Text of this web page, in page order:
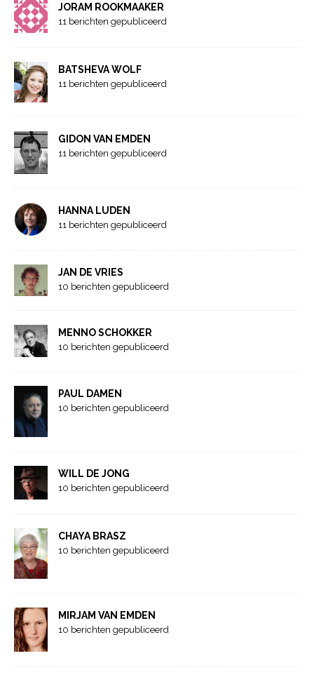
JORAM ROOKMAAKER
11 berichten gepubliceerd
BATSHEVA WOLF
11 berichten gepubliceerd
GIDON VAN EMDEN
11 berichten gepubliceerd
HANNA LUDEN
11 berichten gepubliceerd
JAN DE VRIES
10 berichten gepubliceerd
MENNO SCHOKKER
10 berichten gepubliceerd
PAUL DAMEN
10 berichten gepubliceerd
WILL DE JONG
10 berichten gepubliceerd
CHAYA BRASZ
10 berichten gepubliceerd
MIRJAM VAN EMDEN
10 berichten gepubliceerd